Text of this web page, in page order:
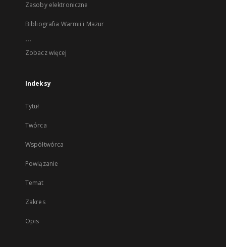
Zasoby elektroniczne
Bibliografia Warmii i Mazur
...
Zobacz więcej
Indeksy
Tytuł
Twórca
Współtwórca
Powiązanie
Temat
Zakres
Opis